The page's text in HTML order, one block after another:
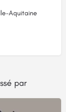
Aquitaine
par